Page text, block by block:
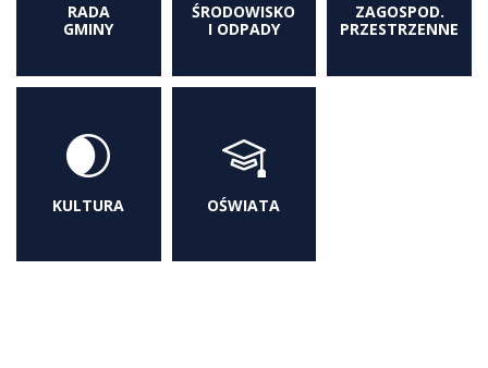
RADA
GMINY
ŚRODOWISKO
I ODPADY
ZAGOSPOD.
PRZESTRZENNE
KULTURA OŚWIATA